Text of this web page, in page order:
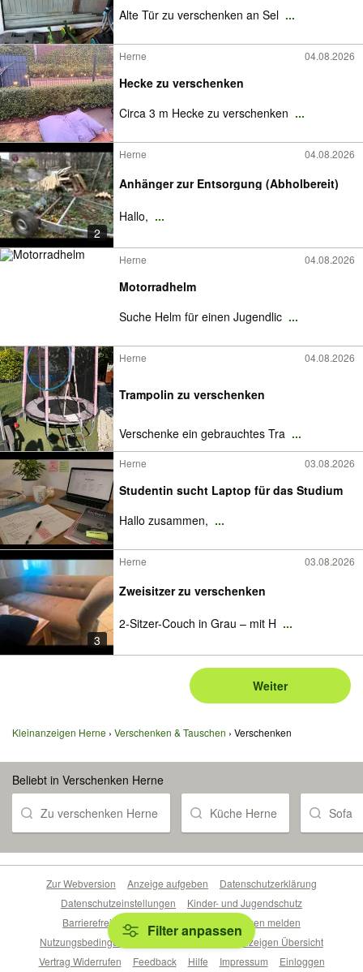
Alte Tür zu verschenken an Sel ...
Herne 04.08.2026
Hecke zu verschenken
Circa 3 m Hecke zu verschenken ...
2
Herne 04.08.2026
Anhänger zur Entsorgung (Abholbereit)
Hallo, ...
Herne 04.08.2026
Motorradhelm
Suche Helm für einen Jugendlic ...
Herne 04.08.2026
Trampolin zu verschenken
Verschenke ein gebrauchtes Tra ...
Herne 03.08.2026
Studentin sucht Laptop für das Studium
Hallo zusammen, ...
3
Herne 03.08.2026
Zweisitzer zu verschenken
2-Sitzer-Couch in Grau – mit H ...
Weiter
Kleinanzeigen Herne Verschenken & Tauschen Verschenken
Beliebt in Verschenken Herne
Zu verschenken Herne Küche Herne Sofa
Filter anpassen
Zur Webversion Anzeige aufgeben
Datenschutzerklärung
Datenschutzeinstellungen
Kinder- und Jugendschutz
Barrierefreiheitserklärung
Sicherheitslücken melden
Nutzungsbedingungen
Beliebte Suchen
Anzeigen Übersicht
Vertrag Widerrufen
Feedback Hilfe Impressum Einloggen